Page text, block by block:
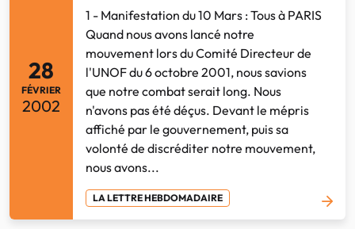
28
FÉVRIER
2002
1 - Manifestation du 10 Mars : Tous à PARIS
Quand nous avons lancé notre
mouvement lors du Comité Directeur de
l'UNOF du 6 octobre 2001, nous savions
que notre combat serait long. Nous
n'avons pas été déçus. Devant le mépris
affiché par le gouvernement, puis sa
volonté de discréditer notre mouvement,
nous avons...
LA LETTRE HEBDOMADAIRE